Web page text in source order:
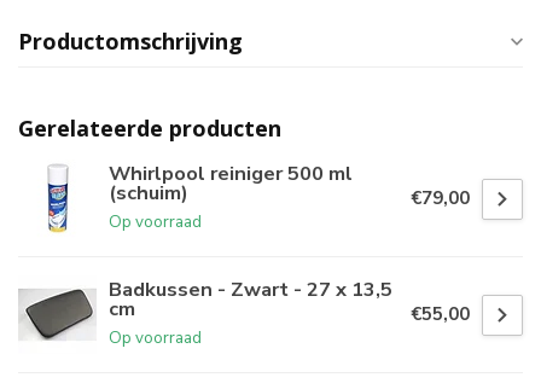
Productomschrijving
Gerelateerde producten
Whirlpool reiniger 500 ml
(schuim)
Op voorraad
€79,00
Badkussen - Zwart - 27 x 13,5
cm
Op voorraad
€55,00